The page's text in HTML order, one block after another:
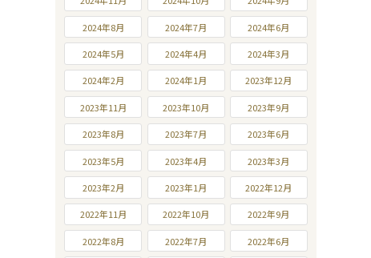
2024年8月 2024年7月 2024年6月
2024年5月 2024年4月 2024年3月
2024年2月 2024年1月 2023年12月
2023年11月 2023年10月 2023年9月
2023年8月 2023年7月 2023年6月
2023年5月 2023年4月 2023年3月
2023年2月 2023年1月 2022年12月
2022年11月 2022年10月 2022年9月
2022年8月 2022年7月 2022年6月